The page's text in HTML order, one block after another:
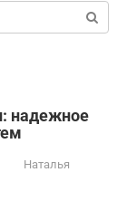
надежное
Наталья